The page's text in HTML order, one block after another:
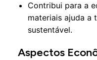
Contribui para a
materiais ajuda a
sustentável.
Aspectos